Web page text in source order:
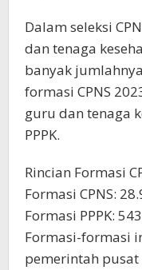
Dalam seleksi
dan tenaga
banyak
formasi CPNS
guru dan tenaga
PPPK.
Rincian Formasi
Formasi CPNS:
Formasi PPPK:
Formasi-formasi
pemerintah